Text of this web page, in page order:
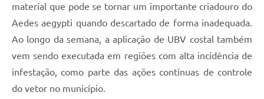
material que pode se tornar um importante criadouro do
Aedes aegypti quando descartado de forma inadequada.
Ao longo da semana, a aplicação de UBV costal também
vem sendo executada em regiões com alta incidência de
infestação, como parte das ações contínuas de controle
do vetor no município.